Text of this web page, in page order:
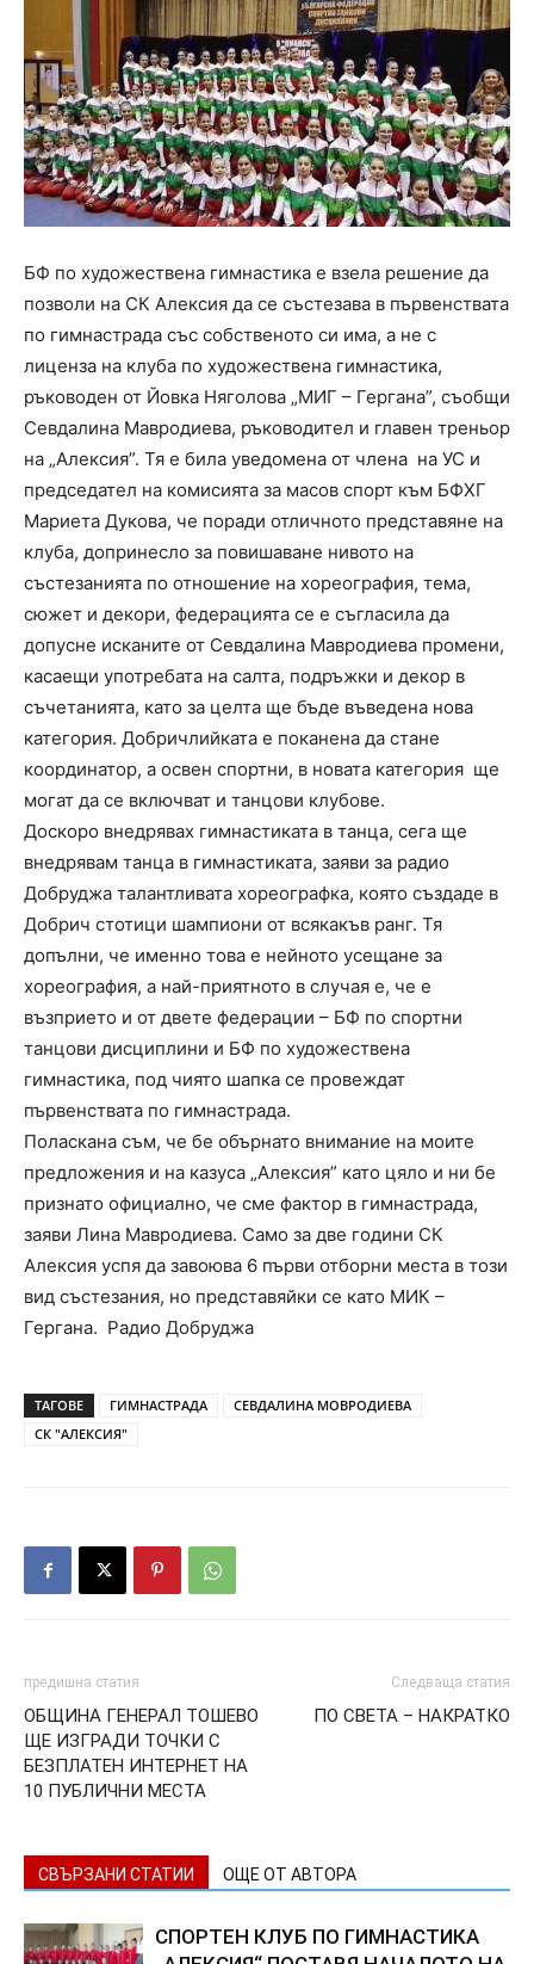
БФ по художествена гимнастика е взела решение да
позволи на СК Алексия да се състезава в първенствата
по гимнастрада със собственото си има, а не с
лиценза на клуба по художествена гимнастика,
ръководен от Йовка Няголова „МИГ – Гергана”, съобщи
Севдалина Мавродиева, ръководител и главен треньор
на „Алексия”. Тя е била уведомена от члена на УС и
председател на комисията за масов спорт към БФХГ
Мариета Дукова, че поради отличното представяне на
клуба, допринесло за повишаване нивото на
състезанията по отношение на хореография, тема,
сюжет и декори, федерацията се е съгласила да
допусне исканите от Севдалина Мавродиева промени,
касаещи употребата на салта, подръжки и декор в
съчетанията, като за целта ще бъде въведена нова
категория. Добричлийката е поканена да стане
координатор, а освен спортни, в новата категория ще
могат да се включват и танцови клубове.
Доскоро внедрявах гимнастиката в танца, сега ще
внедрявам танца в гимнастиката, заяви за радио
Добруджа талантливата хореографка, която създаде в
Добрич стотици шампиони от всякакъв ранг. Тя
допълни, че именно това е нейното усещане за
хореография, а най-приятното в случая е, че е
възприето и от двете федерации – БФ по спортни
танцови дисциплини и БФ по художествена
гимнастика, под чиято шапка се провеждат
първенствата по гимнастрада.
Поласкана съм, че бе обърнато внимание на моите
предложения и на казуса „Алексия” като цяло и ни бе
признато официално, че сме фактор в гимнастрада,
заяви Лина Мавродиева. Само за две години СК
Алексия успя да завоюва 6 първи отборни места в този
вид състезания, но представяйки се като МИК –
Гергана. Радио Добруджа
ТАГОВЕ ГИМНАСТРАДА
СЕВДАЛИНА МОВРОДИЕВА
СК "АЛЕКСИЯ"
предишна статия
ОБЩИНА ГЕНЕРАЛ ТОШЕВО
ЩЕ ИЗГРАДИ ТОЧКИ С
БЕЗПЛАТЕН ИНТЕРНЕТ НА
10 ПУБЛИЧНИ МЕСТА
Следваща статия
ПО СВЕТА – НАКРАТКО
СВЪРЗАНИ СТАТИИ ОЩЕ ОТ АВТОРА
СПОРТЕН КЛУБ ПО ГИМНАСТИКА